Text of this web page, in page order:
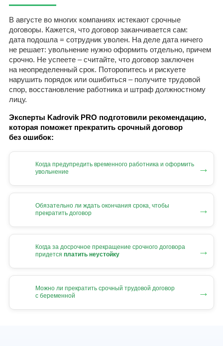
В августе во многих компаниях истекают срочные
договоры. Кажется, что договор заканчивается сам:
дата подошла = сотрудник уволен. На деле дата ничего
не решает: увольнение нужно оформить отдельно, причем
срочно. Не успеете – считайте, что договор заключен
на неопределенный срок. Поторопитесь и рискуете
нарушить порядок или ошибиться – получите трудовой
спор, восстановление работника и штраф должностному
лицу.
Эксперты Kadrovik PRO подготовили рекомендацию,
которая поможет прекратить срочный договор
без ошибок:
Когда предупредить временного работника и оформить
увольнение
→
Обязательно ли ждать окончания срока, чтобы
прекратить договор
→
Когда за досрочное прекращение срочного договора
придется платить неустойку →
Можно ли прекратить срочный трудовой договор
с беременной
→